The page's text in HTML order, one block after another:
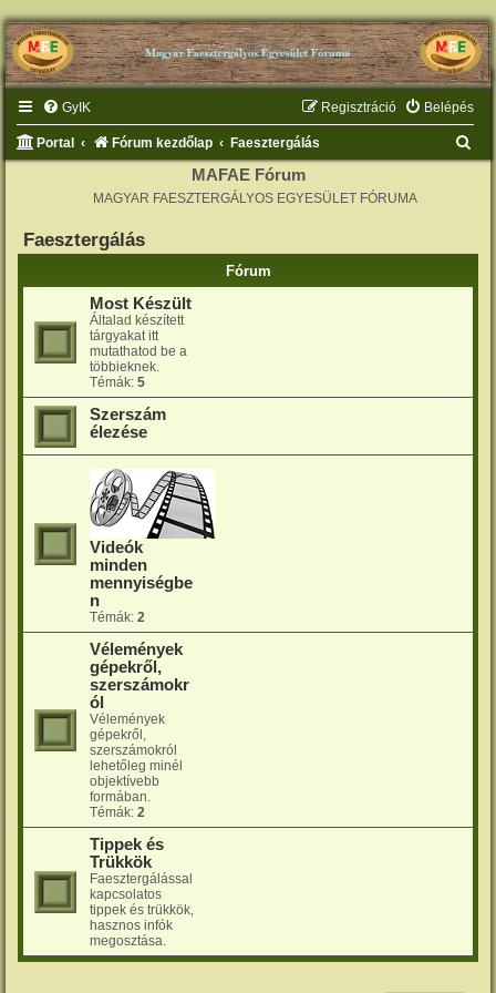
GyIK Belépés
Regisztráció
Portal Fórum kezdőlap Faesztergálás
s
MAFAE Fórum
MAGYAR FAESZTERGÁLYOS EGYESÜLET FÓRUMA
Faesztergálás
Fórum
Most Készült
Általad készített
tárgyakat itt
mutathatod be a
többieknek.
Témák: 5
Szerszám
élezése
Videók
minden
mennyiségbe
n
Témák: 2
Vélemények
gépekről,
szerszámokr
ól
Vélemények
gépekről,
szerszámokról
lehetőleg minél
objektívebb
formában.
Témák: 2
Tippek és
Trükkök
Faesztergálással
kapcsolatos
tippek és trükkök,
hasznos infók
megosztása.